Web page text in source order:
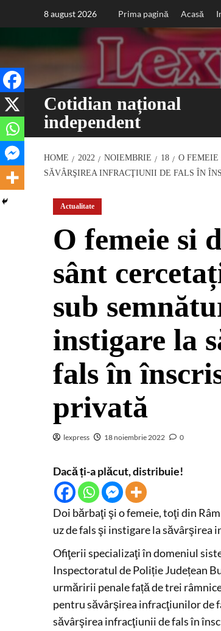
8 august 2026 Prima pagină Acasă
Cotidian național
independent
HOME 2022 NOIEMBRIE 18
O FEMEIE
SĂVÂRŞIREA INFRACŢIUNII DE FALS ÎN
Actualitate
O femeie si
sânt
sub
instigare la
fals în
privată
lexpress 18 noiembrie 2022 0
Dacă ți-a plăcut, distribuie!
Doi bărbaţi şi o femeie, toţi din
uz de fals şi instigare la
Ofiţerii specializaţi în domeniul
Inspectoratul de Poliție Județean
urmăririi penale față de trei
pentru săvârşirea infracţiunilor de
săvârşirea infracţiunii de fals în